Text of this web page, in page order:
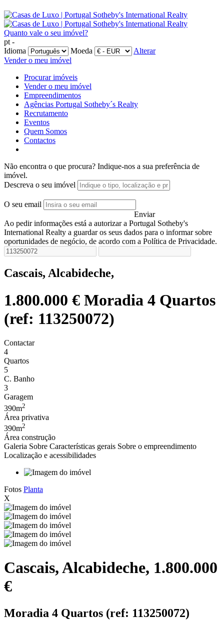
Quanto vale o seu imóvel?
pt -
Idioma
Moeda
Alterar
Vender o meu imóvel
Procurar imóveis
Vender o meu imóvel
Empreendimentos
Agências Portugal Sotheby´s Realty
Recrutamento
Eventos
Quem Somos
Contactos
Não encontra o que procura? Indique-nos a sua preferência de
imóvel.
Descreva o seu imóvel
O seu email
Enviar
Ao pedir informações está a autorizar a Portugal Sotheby's
International Realty a guardar os seus dados para o informar sobre
oportunidades de negócio, de acordo com a Política de Privacidade.
Cascais, Alcabideche,
1.800.000 € Moradia 4 Quartos
(ref: 113250072)
Contactar
4
Quartos
5
C. Banho
3
Garagem
390m2
Área privativa
390m2
Área construção
Galeria Sobre Características gerais Sobre o empreendimento
Localização e acessibilidades
Fotos Planta
X
Cascais, Alcabideche, 1.800.000
€
Moradia 4 Quartos (ref: 113250072)